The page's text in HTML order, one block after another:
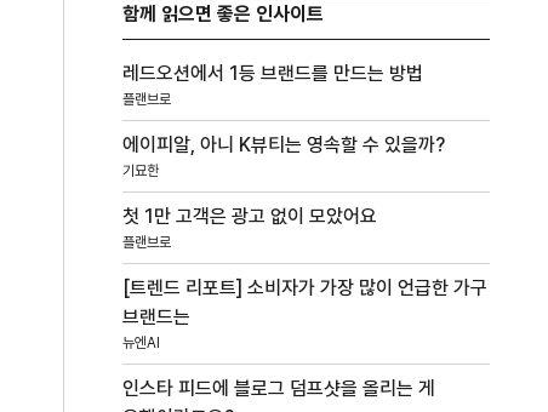
함께 읽으면 좋은 인사이트
레드오션에서 1등 브랜드를 만드는 방법
플랜브로
에이피알, 아니 K뷰티는 영속할 수 있을까?
기묘한
첫 1만 고객은 광고 없이 모았어요
플랜브로
[트렌드 리포트] 소비자가 가장 많이 언급한 가구
브랜드는
뉴엔AI
인스타 피드에 블로그 덤프샷을 올리는 게